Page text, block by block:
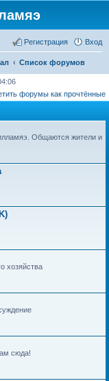
Вход
Регистрация
Список форумов
форумы как прочтённые
Общаются жители и
хозяйства
сюда!